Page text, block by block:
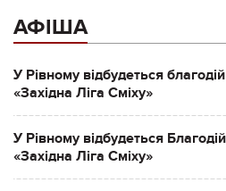
АФІША
У Рівному відбудеться
«Західна Ліга Сміху»
У Рівному відбудеться
«Західна Ліга Сміху»